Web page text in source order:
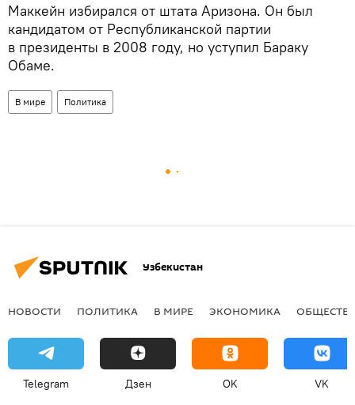
Маккейн избирался от штата Аризона. Он был
кандидатом от Республиканской партии
в президенты в 2008 году, но уступил Бараку
Обаме.
В мире Политика
Узбекистан
НОВОСТИ ПОЛИТИКА В МИРЕ ЭКОНОМИКА
Telegram Дзен OK VK